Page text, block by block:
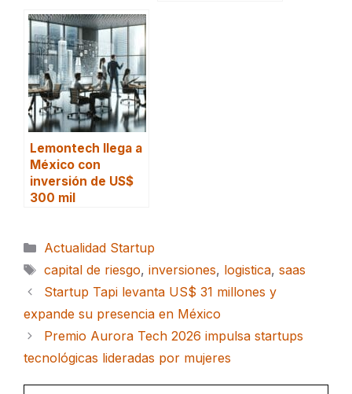
Lemontech llega a
México con
inversión de US$
300 mil
Categorías
Actualidad Startup
Etiquetas
capital de riesgo, inversiones, logistica, saas
Startup Tapi levanta US$ 31 millones y
expande su presencia en México
Premio Aurora Tech 2026 impulsa startups
tecnológicas lideradas por mujeres